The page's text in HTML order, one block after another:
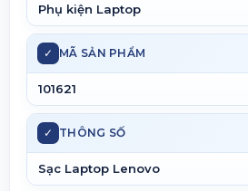
Phụ kiện Laptop
✓ MÃ SẢN PHẨM
101621
✓ THÔNG SỐ
Sạc Laptop Lenovo